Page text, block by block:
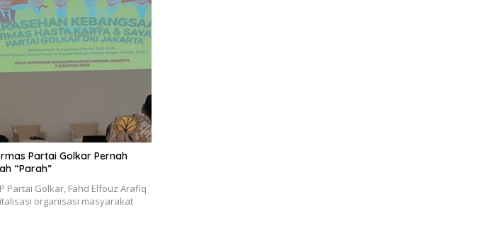
Partai Golkar Pernah
“Parah”
Partai Golkar, Fahd Elfouz Arafiq
organisasi masyarakat